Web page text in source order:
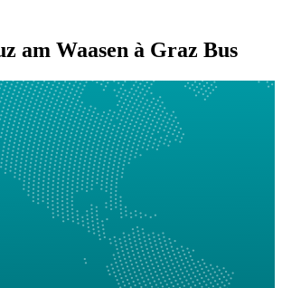
am Waasen à Graz Bus